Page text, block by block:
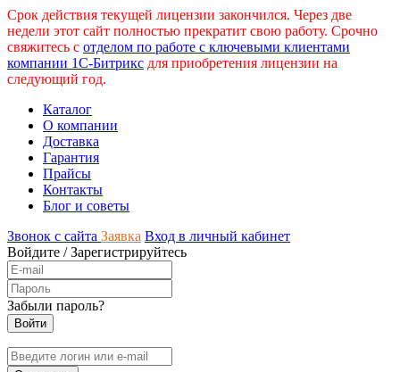
Срок действия текущей лицензии закончился. Через две
недели этот сайт полностью прекратит свою работу. Срочно
свяжитесь с отделом по работе с ключевыми клиентами
компании 1С-Битрикс для приобретения лицензии на
следующий год.
Каталог
О компании
Доставка
Гарантия
Прайсы
Контакты
Блог и советы
Звонок с сайта Заявка Вход в личный кабинет
Войдите /Зарегистрируйтесь
Забыли пароль?